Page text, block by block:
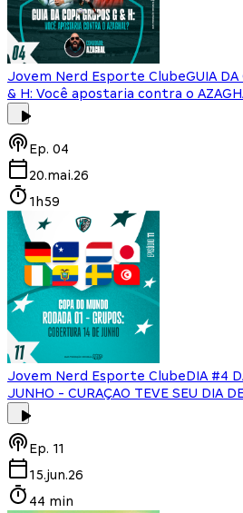
Jovem Nerd Esporte ClubeGUIA DA
& H: Você apostaria contra o
Ep. 04
20.mai.26
1h59
Jovem Nerd Esporte ClubeDIA #4
JUNHO - CURAÇAO TEVE SEU DIA
Ep. 11
15.jun.26
44 min